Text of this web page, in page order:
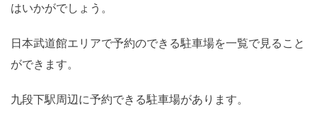
はいかがでしょう。
日本武道館エリアで予約のできる駐車場を一覧で見ること
ができます。
九段下駅周辺に予約できる駐車場があります。